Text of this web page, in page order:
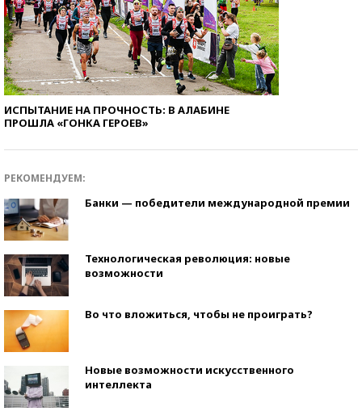
ИСПЫТАНИЕ НА ПРОЧНОСТЬ: В АЛАБИНЕ
ПРОШЛА «ГОНКА ГЕРОЕВ»
РЕКОМЕНДУЕМ:
Банки — победители международной премии
Технологическая революция: новые
возможности
Во что вложиться, чтобы не проиграть?
Новые возможности искусственного
интеллекта